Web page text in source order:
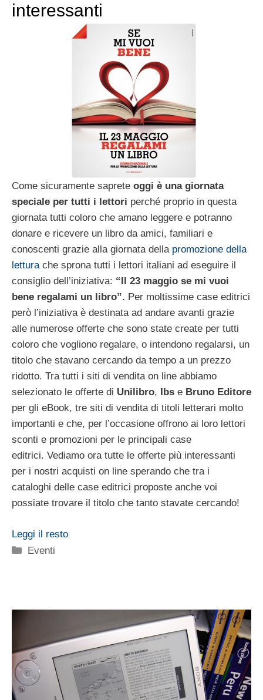
interessanti
Come sicuramente saprete oggi è una giornata
speciale per tutti i lettori perché proprio in questa
giornata tutti coloro che amano leggere e potranno
donare e ricevere un libro da amici, familiari e
conoscenti grazie alla giornata della promozione della
letturache sprona tutti i lettori italiani ad eseguire il
consiglio dell’iniziativa: “Il 23 maggio se mi vuoi
bene regalami un libro”. Per moltissime case editrici
però l’iniziativa è destinata ad andare avanti grazie
alle numerose offerte che sono state create per tutti
coloro che vogliono regalare, o intendono regalarsi, un
titolo che stavano cercando da tempo a un prezzo
ridotto. Tra tutti i siti di vendita on line abbiamo
selezionato le offerte di Unilibro, Ibs e Bruno Editore
per gli eBook, tre siti di vendita di titoli letterari molto
importanti e che, per l’occasione offrono ai loro lettori
sconti e promozioni per le principali case
editrici. Vediamo ora tutte le offerte più interessanti
per i nostri acquisti on line sperando che tra i
cataloghi delle case editrici proposte anche voi
possiate trovare il titolo che tanto stavate cercando!
Leggi il resto
Categorie
Eventi